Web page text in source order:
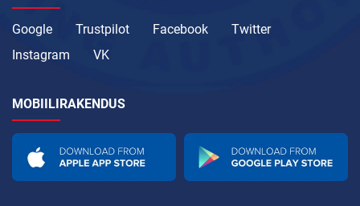
Google Trustpilot Facebook
Twitter
Instagram
VK
MOBIILIRAKENDUS